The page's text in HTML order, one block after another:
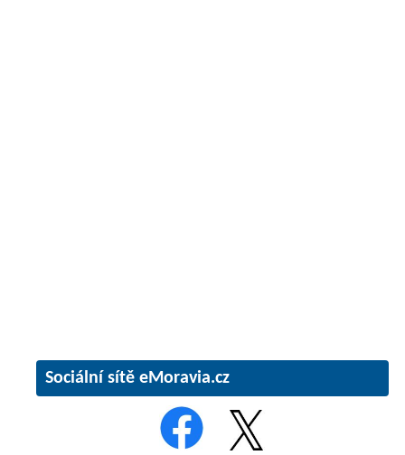
Sociální sítě eMoravia.cz